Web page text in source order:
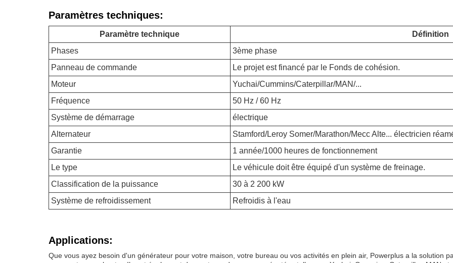
Paramètres techniques:
Paramètre technique
Définition
Phases
3ème phase
Panneau de commande
Le projet est financé par le Fonds de cohésion.
Moteur
Yuchai/Cummins/Caterpillar/MAN/...
Fréquence
50 Hz / 60 Hz
Système de démarrage
électrique
Alternateur
Stamford/Leroy Somer/Marathon/Mecc Alte... électricien
Garantie
1 année/1000 heures de fonctionnement
Le type
Le véhicule doit être équipé d'un système de freinage.
Classification de la puissance
30 à 2 200 kW
Système de refroidissement
Refroidis à l'eau
Applications:
Que vous ayez besoin d'un générateur pour votre maison, votre bureau ou vos activités en plein air, Powerplus a la solution